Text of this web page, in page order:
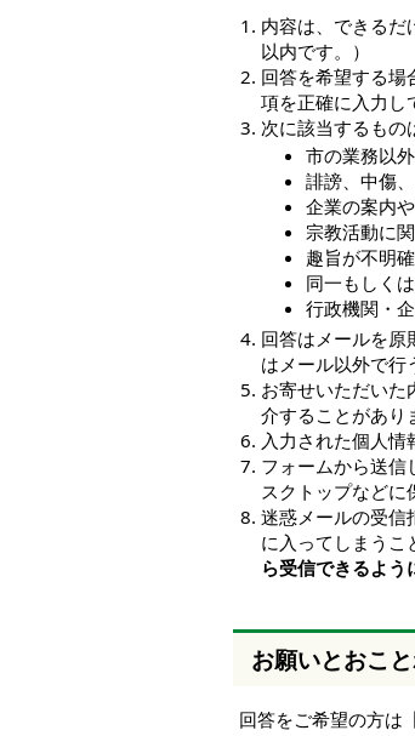
内容は、できる
以内です。）
回答を希望する場
項を正確に入力し
次に該当するもの
市の業務以
誹謗、中傷
企業の案内
宗教活動に
趣旨が不明
同一もしく
行政機関・
回答はメールを原
はメール以外で行
お寄せいただいた
介することがあり
入力された個人情
フォームから送信
スクトップなどに
迷惑メールの受信
に入ってしまうこ
ら受信できるよう
お願いとおこ
回答をご希望の方は